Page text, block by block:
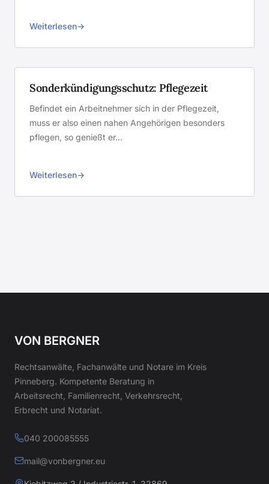
Weiterlesen
Sonderkündigungsschutz: Pflegezeit
Befindet ein Arbeitnehmer sich in der Pflegezeit,
muss er also einen nahen Angehörigen besonders
pflegen, so genießt er…
Weiterlesen
VON BERGNER
Rechtsanwälte, Fachanwälte und Notare im Kreis
Pinneberg. Kompetente Beratung in
Arbeitsrecht, Familienrecht, Verkehrsrecht,
Erbrecht und Notariat.
040 200085555
mail@vonbergner.eu